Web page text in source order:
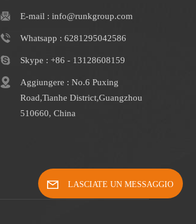
E-mail : info@runkgroup.com
Whatsapp : 6281295042586
Skype : +86 - 13128608159
Aggiungere : No.6 Puxing
Road,Tianhe District,Guangzhou
510660, China
LASCIATE UN MESSAGGIO